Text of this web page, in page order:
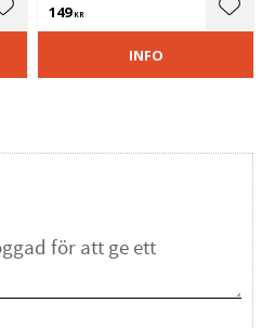
Lägg till i favoriter
149KR
INFO